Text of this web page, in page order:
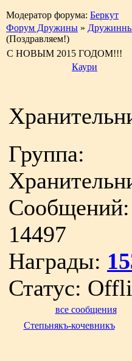
Модератор форума: Беркут
Форум Дружины »
(Поздравляем!)
С НОВЫМ 2015 ГОДОМ!!!
Каури
Группа:
Сообщений:
14497
Награды:
Статус:
все сообщения
Степьнякъ-кочевникъ